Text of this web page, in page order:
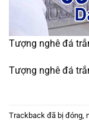
Tượng nghê đá
Tượng nghê đá
Trackback đã bị đóng,